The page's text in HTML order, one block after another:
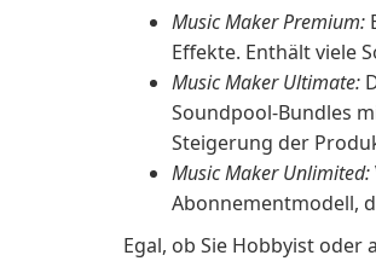
Music Maker Premium:
Effekte. Enthält viele
Music Maker Ultimate:
Soundpool-Bundles
Steigerung der
Music Maker Unlimited:
Abonnementmodell,
Egal, ob Sie Hobbyist